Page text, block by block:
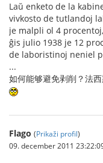
Laŭ enketo de la
vivkosto de tutlandoj
je malpli ol 4
ĝis julio 1938 je 12
de laboristinoj neniel
...
如何能够避免剥削？法
Flago (Prikaži profil)
09. december 2011